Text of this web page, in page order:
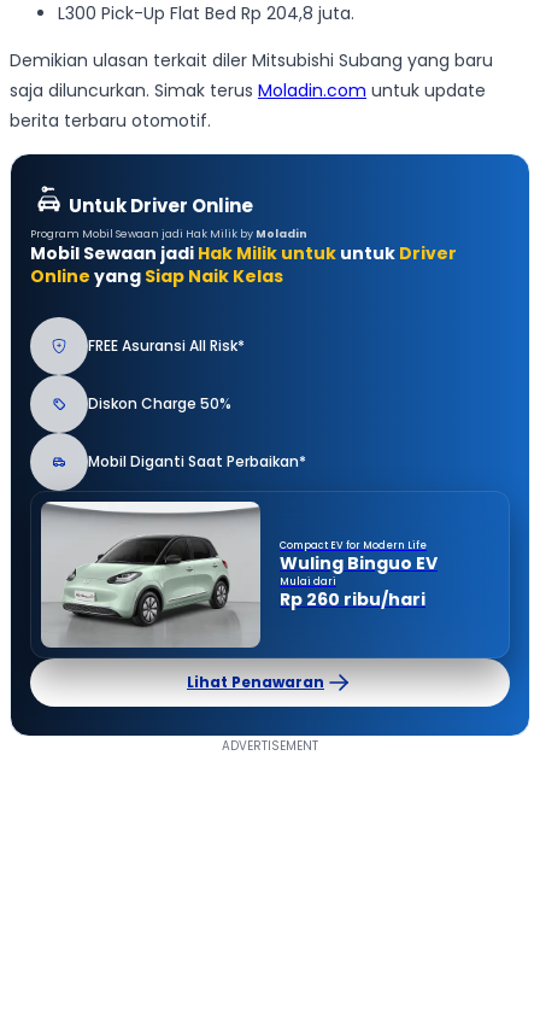
L300 Pick-Up Flat Bed Rp 204,8 juta.
Demikian ulasan terkait diler Mitsubishi Subang yang baru
saja diluncurkan. Simak terus Moladin.com untuk update
berita terbaru otomotif.
Untuk Driver Online
Program Mobil Sewaan jadi Hak Milik by Moladin
Mobil Sewaan jadi Hak Milik untuk untuk Driver
Online yang Siap Naik Kelas
FREE Asuransi All Risk*
Diskon Charge 50%
Mobil Diganti Saat Perbaikan*
Compact EV for Modern Life
Wuling Binguo EV
Mulai dari
Rp 260 ribu/hari
Lihat Penawaran